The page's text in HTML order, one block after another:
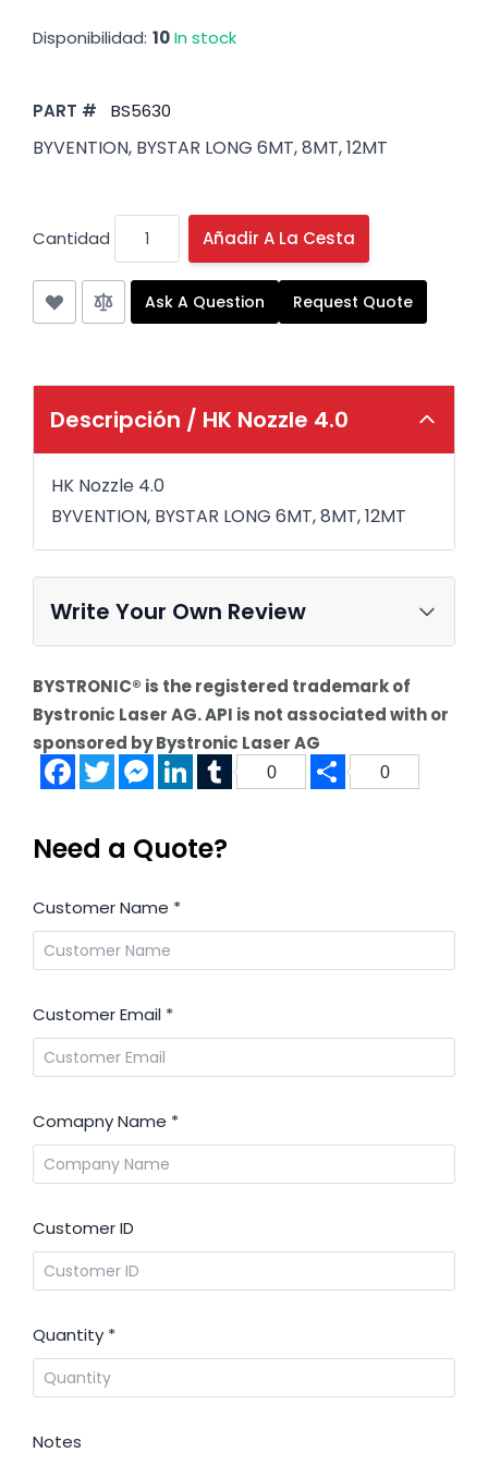
Disponibilidad: 10In stock
PART # BS5630
BYVENTION, BYSTAR LONG 6MT, 8MT, 12MT
Cantidad Añadir A La Cesta
Ask A Question Request Quote
Descripción / HK Nozzle 4.0
HK Nozzle 4.0
BYVENTION, BYSTAR LONG 6MT, 8MT, 12MT
Write Your Own Review
BYSTRONIC® is the registered trademark of
Bystronic Laser AG. API is not associated with or
sponsored by Bystronic Laser AG
FacebookTwitterMessenger
LinkedInTumblr
0 Share
0
Need a Quote?
Customer Name *
Customer Email *
Comapny Name *
Customer ID
Quantity *
Notes